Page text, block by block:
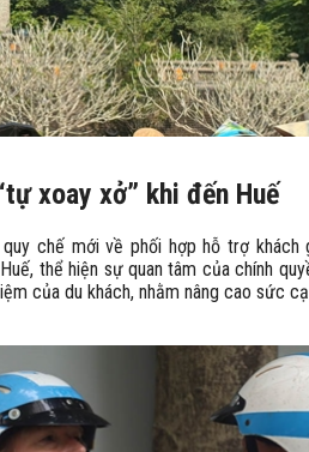
xoay xở” khi đến Huế
quy chế mới về phối hợp hỗ trợ khách
thể hiện sự quan tâm của chính
của du khách, nhằm nâng cao sức